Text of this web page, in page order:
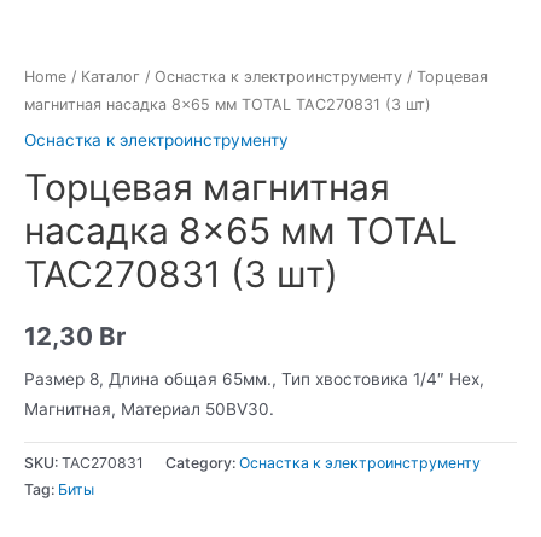
Home / Каталог / Оснастка к электроинструменту / Торцевая
магнитная насадка 8×65 мм TOTAL TAC270831 (3 шт)
Оснастка к электроинструменту
Торцевая магнитная
насадка 8×65 мм TOTAL
TAC270831 (3 шт)
12,30 Br
Размер 8, Длина общая 65мм., Тип хвостовика 1/4″ Hex,
Магнитная, Материал 50BV30.
SKU: TAC270831 Category: Оснастка к электроинструменту
Tag: Биты